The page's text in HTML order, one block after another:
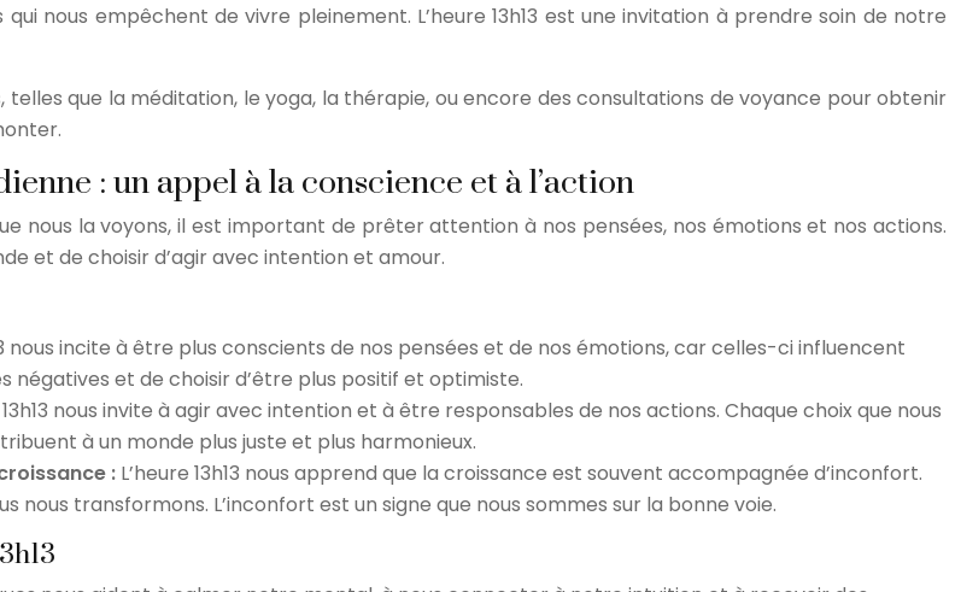
nous empêchent de vivre pleinement. L’heure 13h13 est une invitation à prendre soin de notre
que la méditation, le yoga, la thérapie, ou encore des consultations de voyance pour obtenir
: un appel à la conscience et à l’action
nous la voyons, il est important de prêter attention à nos pensées, nos émotions et nos actions.
et de choisir d’agir avec intention et amour.
nous incite à être plus conscients de nos pensées et de nos émotions, car celles-ci influencent
négatives et de choisir d’être plus positif et optimiste.
13h13 nous invite à agir avec intention et à être responsables de nos actions. Chaque choix que nous
à un monde plus juste et plus harmonieux.
: L’heure 13h13 nous apprend que la croissance est souvent accompagnée d’inconfort.
transformons. L’inconfort est un signe que nous sommes sur la bonne voie.